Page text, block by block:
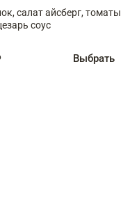
салат айсберг, томаты
соус
Выбрать